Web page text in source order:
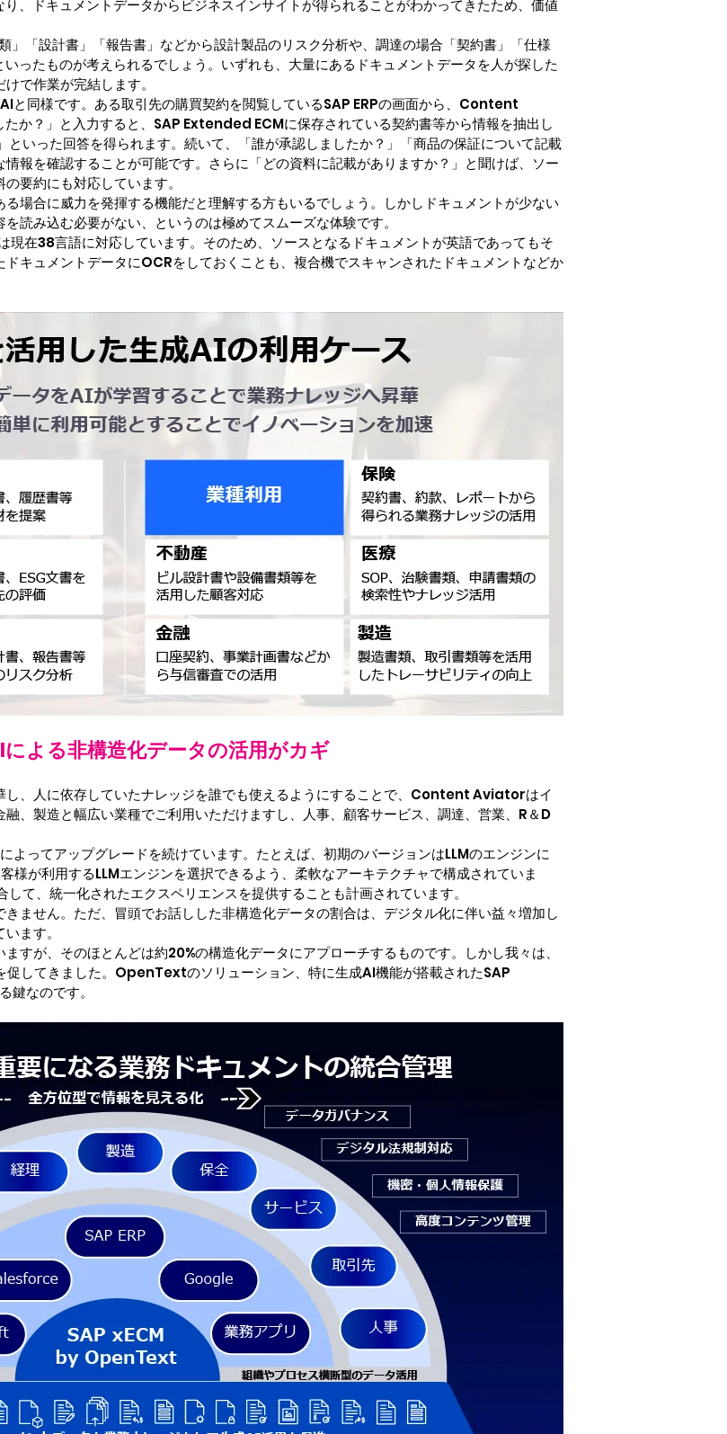
、ドキュメントデータからビジネスインサイトが得られることがわかってきたため、価値
」「設計書」「報告書」などから設計製品のリスク分析や、調達の場合「契約書」「仕様
ったものが考えられるでしょう。いずれも、大量にあるドキュメントデータを人が探した
で作業が完結します。
同様です。ある取引先の購買契約を閲覧しているSAP ERPの画面から、Content
か？」と入力すると、SAP Extended ECMに保存されている契約書等から情報を抽出し
といった回答を得られます。続いて、「誰が承認しましたか？」「商品の保証について記載
報を確認することが可能です。さらに「どの資料に記載がありますか？」と聞けば、ソー
要約にも対応しています。
場合に威力を発揮する機能だと理解する方もいるでしょう。しかしドキュメントが少ない
読み込む必要がない、というのは極めてスムーズな体験です。
在38言語に対応しています。そのため、ソースとなるドキュメントが英語であってもそ
キュメントデータにOCRをしておくことも、複合機でスキャンされたドキュメントなどか
よる非構造化データの活用がカギ
し、人に依存していたナレッジを誰でも使えるようにすることで、Content Aviatorはイ
、製造と幅広い業種でご利用いただけますし、人事、顧客サービス、調達、営業、R＆D
ってアップグレードを続けています。たとえば、初期のバージョンはLLMのエンジンに
が利用するLLMエンジンを選択できるよう、柔軟なアーキテクチャで構成されていま
、統一化されたエクスペリエンスを提供することも計画されています。
ません。ただ、冒頭でお話しした非構造化データの割合は、デジタル化に伴い益々増加し
ます。
すが、そのほとんどは約20%の構造化データにアプローチするものです。しかし我々は、
促してきました。OpenTextのソリューション、特に生成AI機能が搭載されたSAP
なのです。